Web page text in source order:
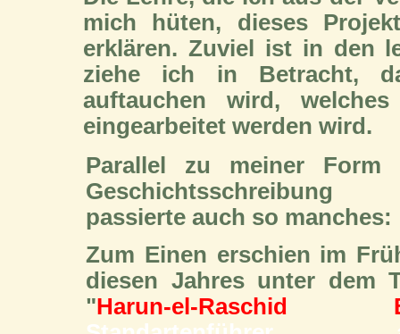
mich hüten, dieses
erklären. Zuviel ist in den
ziehe ich in Betracht,
auftauchen wird,
eingearbeitet werden wird.
Parallel zu meiner Form
Geschichtsschreibung
passierte auch so manches:
Zum Einen erschien im
diesen Jahres unter dem
"Harun-el-Raschid